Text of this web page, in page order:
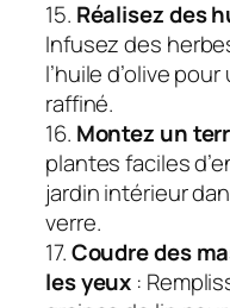
15. Réalisez des
Infusez des
l’huile d’olive
raffiné.
16. Montez un
plantes faciles
jardin intérieur
verre.
17.Coudre des
les yeux :